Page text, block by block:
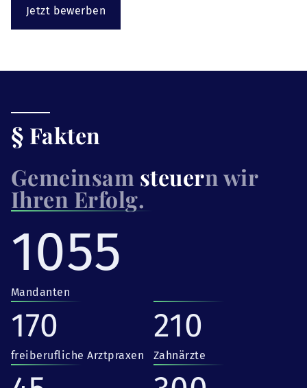
Jetzt bewerben
§ Fakten
Gemeinsam steuern wir
Ihren Erfolg.
1055
Mandanten
170
freiberufliche Arztpraxen
210
Zahnärzte